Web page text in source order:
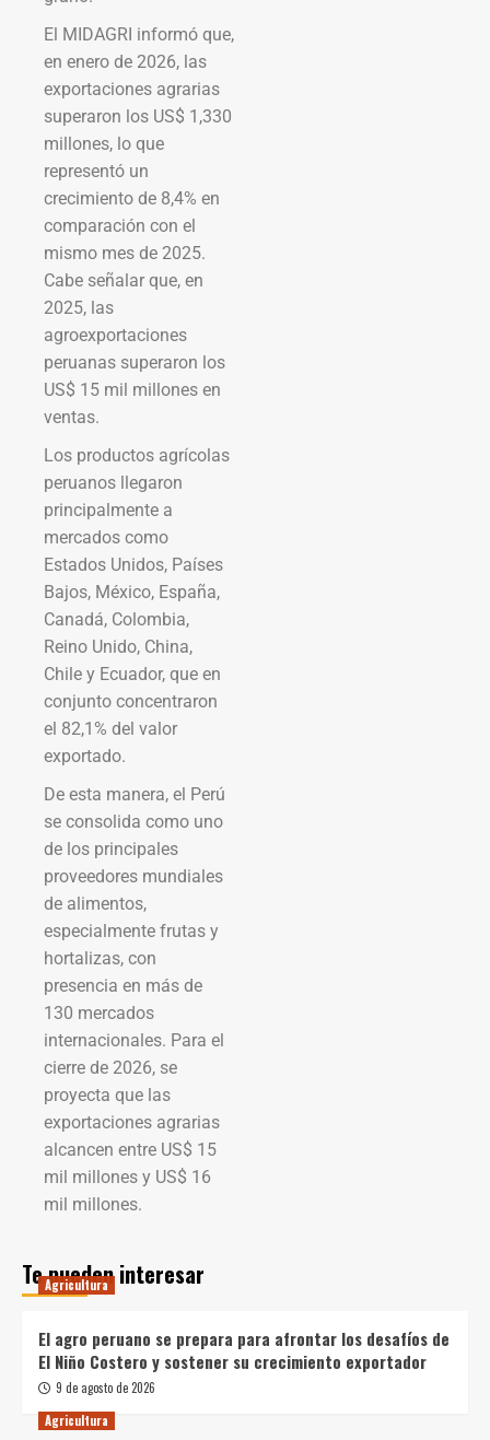
El MIDAGRI informó que,
en enero de 2026, las
exportaciones agrarias
superaron los US$ 1,330
millones, lo que
representó un
crecimiento de 8,4% en
comparación con el
mismo mes de 2025.
Cabe señalar que, en
2025, las
agroexportaciones
peruanas superaron los
US$ 15 mil millones en
ventas.
Los productos agrícolas
peruanos llegaron
principalmente a
mercados como
Estados Unidos, Países
Bajos, México, España,
Canadá, Colombia,
Reino Unido, China,
Chile y Ecuador, que en
conjunto concentraron
el 82,1% del valor
exportado.
De esta manera, el Perú
se consolida como uno
de los principales
proveedores mundiales
de alimentos,
especialmente frutas y
hortalizas, con
presencia en más de
130 mercados
internacionales. Para el
cierre de 2026, se
proyecta que las
exportaciones agrarias
alcancen entre US$ 15
mil millones y US$ 16
mil millones.
Te pueden interesar
Agricultura
El agro peruano se prepara para afrontar los desafíos de
El Niño Costero y sostener su crecimiento exportador
9 de agosto de 2026
Agricultura